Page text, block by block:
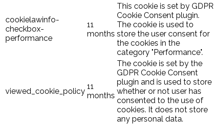
cookielawinfo-
checkbox-
performance
11
months
This cookie is set by GDPR
Cookie Consent plugin.
The cookie is used to
store the user consent for
the cookies in the
category "Performance".
viewed_cookie_policy
11
months
The cookie is set by the
GDPR Cookie Consent
plugin and is used to store
whether or not user has
consented to the use of
cookies. It does not store
any personal data.